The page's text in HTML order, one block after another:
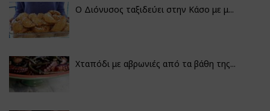
Ο Διόνυσος ταξιδεύει στην Κάσο με μ...
Χταπόδι με αβρωνιές από τα βάθη της...